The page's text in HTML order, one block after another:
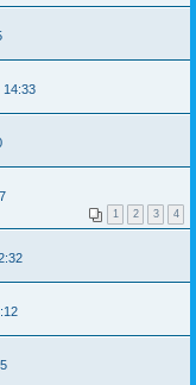
14:33
1 2 3 4